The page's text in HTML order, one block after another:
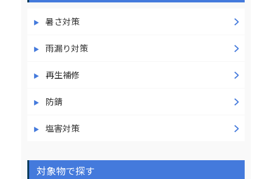
暑さ対策
雨漏り対策
再生補修
防錆
塩害対策
対象物で探す